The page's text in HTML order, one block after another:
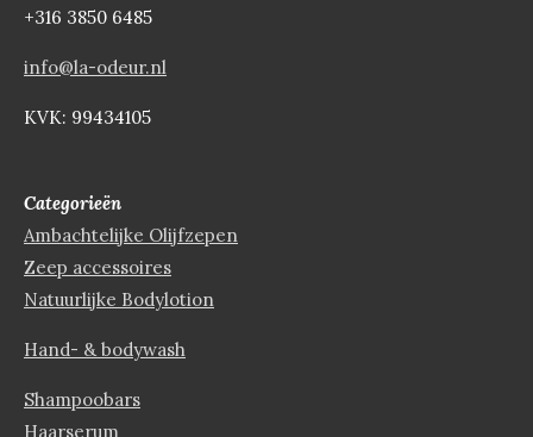
+316 3850 6485
info@la-odeur.nl
KVK: 99434105
Categorieën
Ambachtelijke Olijfzepen
Zeep accessoires
Natuurlijke Bodylotion
Hand- & bodywash
Shampoobars
Haarserum